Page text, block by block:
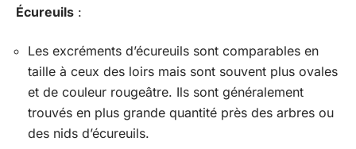
Écureuils :
Les excréments d’écureuils sont comparables en
taille à ceux des loirs mais sont souvent plus ovales
et de couleur rougeâtre. Ils sont généralement
trouvés en plus grande quantité près des arbres ou
des nids d’écureuils.